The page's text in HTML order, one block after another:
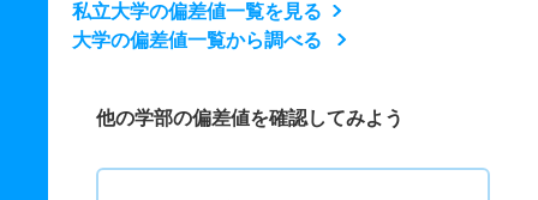
私立大学の偏差値一覧を見る
大学の偏差値一覧から調べる
他の学部の偏差値を確認してみよう